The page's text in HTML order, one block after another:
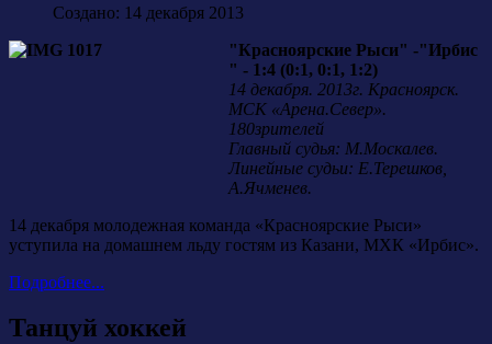
Создано: 14 декабря 2013
"Красноярские Рыси" -"Ирбис
" - 1:4 (0:1, 0:1, 1:2)
14 декабря. 2013г. Красноярск.
МСК «Арена.Север».
180зрителей
Главный судья: М.Москалев.
Линейные судьи: Е.Терешков,
А.Ячменев.
14 декабря молодежная команда «Красноярские Рыси»
уступила на домашнем льду гостям из Казани, МХК «Ирбис».
Подробнее...
Танцуй хоккей